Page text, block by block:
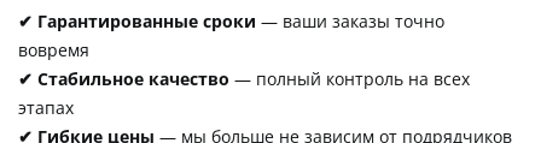
✔ Гарантированные сроки — ваши заказы точно
вовремя
✔ Стабильное качество — полный контроль на всех
этапах
✔ Гибкие цены — мы больше не зависим от подрядчиков